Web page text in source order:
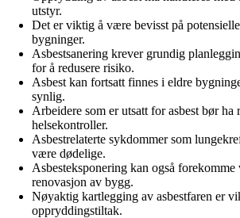
utstyr.
Det er viktig å være bevisst på
bygninger.
Asbestsanering krever grundig
for å redusere risiko.
Asbest kan fortsatt finnes i eldre
synlig.
Arbeidere som er utsatt for asbest bør ha
helsekontroller.
Asbestrelaterte sykdommer som
være dødelige.
Asbesteksponering kan også
renovasjon av bygg.
Nøyaktig kartlegging av asbestfaren er
oppryddingstiltak.